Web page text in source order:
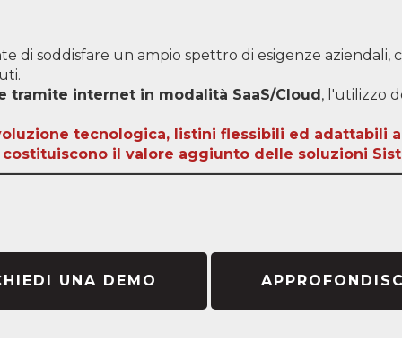
di soddisfare un ampio spettro di esigenze aziendali,
tramite internet in modalità SaaS/Cloud , l'utilizzo
tecnologica, listini flessibili ed adattabili
il valore aggiunto delle soluzioni
UNA DEMO